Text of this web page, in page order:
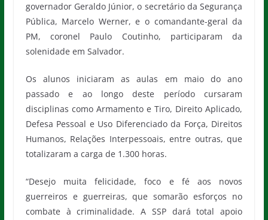
governador Geraldo Júnior, o secretário da Segurança
Pública, Marcelo Werner, e o comandante-geral da
PM, coronel Paulo Coutinho, participaram da
solenidade em Salvador.
Os alunos iniciaram as aulas em maio do ano
passado e ao longo deste período cursaram
disciplinas como Armamento e Tiro, Direito Aplicado,
Defesa Pessoal e Uso Diferenciado da Força, Direitos
Humanos, Relações Interpessoais, entre outras, que
totalizaram a carga de 1.300 horas.
“Desejo muita felicidade, foco e fé aos novos
guerreiros e guerreiras, que somarão esforços no
combate à criminalidade. A SSP dará total apoio